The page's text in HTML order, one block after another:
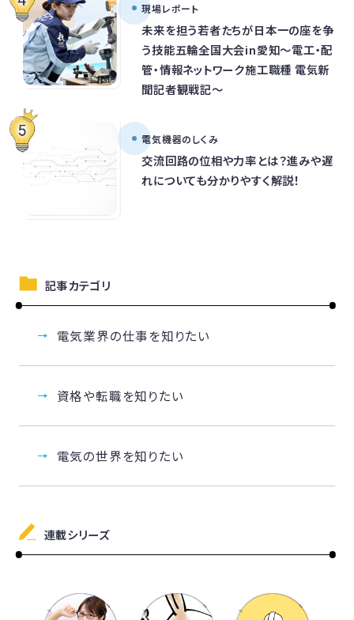
現場レポート
未来を担う若者たちが日本一の座を争
う技能五輪全国大会in愛知～電工・配
管・情報ネットワーク施工職種 電気新
聞記者観戦記～
電気機器のしくみ
交流回路の位相や力率とは？進みや遅
れについても分かりやすく解説！
記事カテゴリ
電気業界の仕事を知りたい
資格や転職を知りたい
電気の世界を知りたい
連載シリーズ